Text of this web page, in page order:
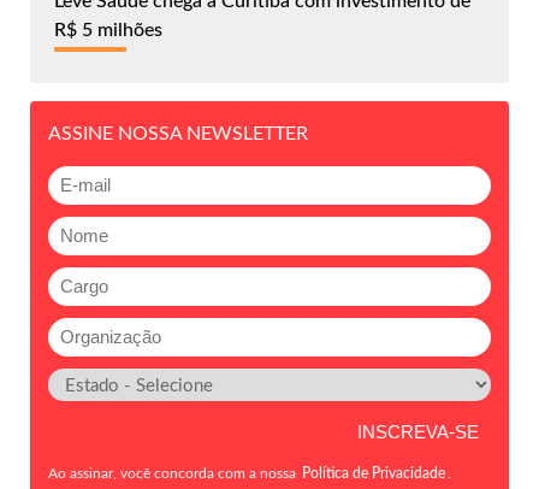
R$ 5 milhões
ASSINE NOSSA NEWSLETTER
Ao assinar, você concorda com a nossa Política de Privacidade